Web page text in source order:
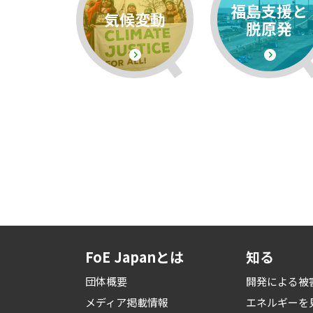
気候変動 福島支援と
脱原発
FoE Japanとは
団体概要
メディア掲載情報
知る
開発による被
エネルギーを